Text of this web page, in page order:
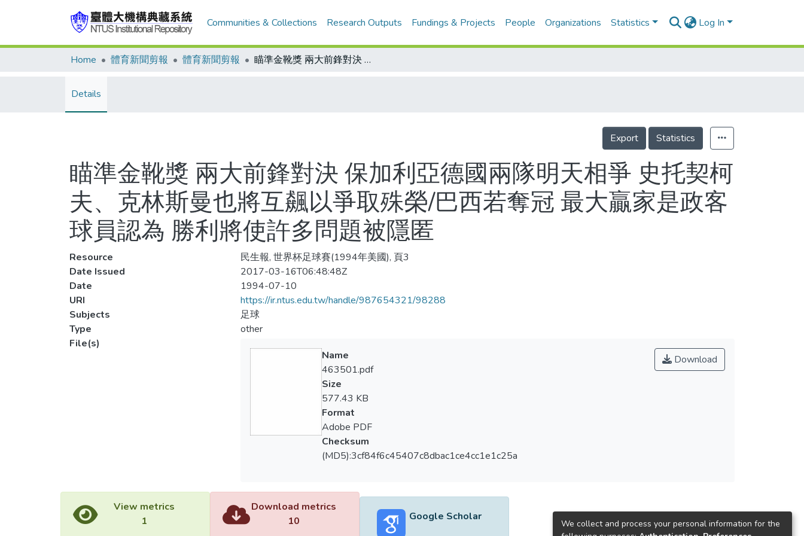
Communities & Collections Research Outputs Fundings & Projects People Organizations Statistics Log In
Home 體育新聞剪報 體育新聞剪報 瞄準金靴獎 兩大前鋒對決 保加利亞德國兩隊明天相爭 史托契柯夫、克林斯曼也將互飆以爭取殊榮/巴西若奪冠 最大贏家是政客 球員認為 勝利將使許多問題被隱匿
Details
Export Statistics
瞄準金靴獎 兩大前鋒對決 保加利亞德國兩隊明天相爭 史托契柯
夫、克林斯曼也將互飆以爭取殊榮/巴西若奪冠 最大贏家是政客
球員認為 勝利將使許多問題被隱匿
Resource
民生報, 世界杯足球賽(1994年美國), 頁3
Date Issued
2017-03-16T06:48:48Z
Date
1994-07-10
URI
https://ir.ntus.edu.tw/handle/987654321/98288
Subjects
足球
Type
other
File(s)
Download
Name
463501.pdf
Size
577.43 KB
Format
Adobe PDF
Checksum
(MD5):3cf84f6c45407c8dbac1ce4cc1e1c25a
View metrics
1
Download metrics
10
Google Scholar
We collect and process your personal information for the